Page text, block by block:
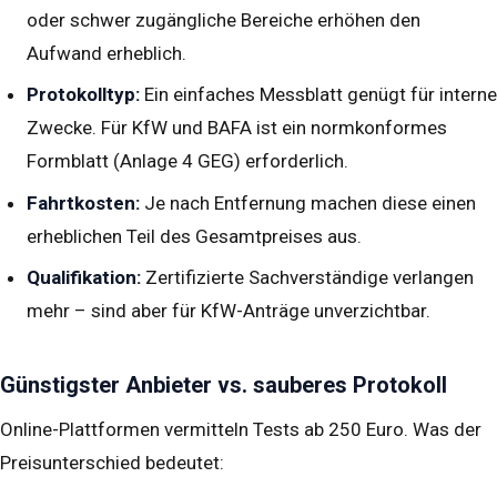
oder schwer zugängliche Bereiche erhöhen den
Aufwand erheblich.
Protokolltyp: Ein einfaches Messblatt genügt für interne
Zwecke. Für KfW und BAFA ist ein normkonformes
Formblatt (Anlage 4 GEG) erforderlich.
Fahrtkosten: Je nach Entfernung machen diese einen
erheblichen Teil des Gesamtpreises aus.
Qualifikation: Zertifizierte Sachverständige verlangen
mehr – sind aber für KfW-Anträge unverzichtbar.
Günstigster Anbieter vs. sauberes Protokoll
Online-Plattformen vermitteln Tests ab 250 Euro. Was der
Preisunterschied bedeutet: